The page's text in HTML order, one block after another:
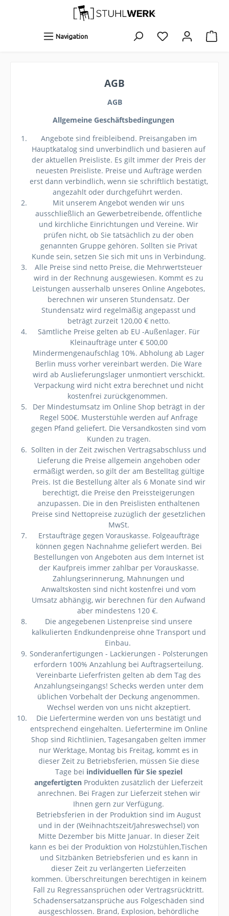
Navigation
AGB
AGB
Allgemeine Geschäftsbedingungen
Angebote sind freibleibend. Preisangaben im
Hauptkatalog sind unverbindlich und basieren auf
der aktuellen Preisliste. Es gilt immer der Preis der
neuesten Preisliste. Preise und Aufträge werden
erst dann verbindlich, wenn sie schriftlich bestätigt,
angezahlt oder durchgeführt werden.
Mit unserem Angebot wenden wir uns
ausschließlich an Gewerbetreibende, öffentliche
und kirchliche Einrichtungen und Vereine. Wir
prüfen nicht, ob Sie tatsächlich zu der oben
genannten Gruppe gehören. Sollten sie Privat
Kunde sein, setzen Sie sich mit uns in Verbindung.
Alle Preise sind netto Preise, die Mehrwertsteuer
wird in der Rechnung ausgewiesen. Kommt es zu
Leistungen ausserhalb unseres Online Angebotes,
berechnen wir unseren Stundensatz. Der
Stundensatz wird regelmäßig angepasst und
beträgt zurzeit 120,00 € netto.
Sämtliche Preise gelten ab EU -Außenlager. Für
Kleinaufträge unter € 500,00
Mindermengenaufschlag 10%. Abholung ab Lager
Berlin muss vorher vereinbart werden. Die Ware
wird ab Auslieferungslager unmontiert verschickt.
Verpackung wird nicht extra berechnet und nicht
kostenfrei zurückgenommen.
Der Mindestumsatz im Online Shop beträgt in der
Regel 500€. Musterstühle werden auf Anfrage
gegen Pfand geliefert. Die Versandkosten sind vom
Kunden zu tragen.
Sollten in der Zeit zwischen Vertragsabschluss und
Lieferung die Preise allgemein angehoben oder
ermäßigt werden, so gilt der am Bestelltag gültige
Preis. Ist die Bestellung älter als 6 Monate sind wir
berechtigt, die Preise den Preissteigerungen
anzupassen. Die in den Preislisten enthaltenen
Preise sind Nettopreise zuzüglich der gesetzlichen
MwSt.
Erstaufträge gegen Vorauskasse. Folgeaufträge
können gegen Nachnahme geliefert werden. Bei
Bestellungen von Angeboten aus dem Internet ist
der Kaufpreis immer zahlbar per Vorauskasse.
Zahlungserinnerung, Mahnungen und
Anwaltskosten sind nicht kostenfrei und vom
Umsatz abhängig, wir berechnen für den Aufwand
aber mindestens 120 €.
Die angegebenen Listenpreise sind unsere
kalkulierten Endkundenpreise ohne Transport und
Einbau.
Sonderanfertigungen - Lackierungen - Polsterungen
erfordern 100% Anzahlung bei Auftragserteilung.
Vereinbarte Lieferfristen gelten ab dem Tag des
Anzahlungseingangs! Schecks werden unter dem
üblichen Vorbehalt der Deckung angenommen.
Wechsel werden von uns nicht akzeptiert.
Die Liefertermine werden von uns bestätigt und
entsprechend eingehalten. Liefertermine im Online
Shop sind Richtlinien, Tagesangaben gelten immer
nur Werktage, Montag bis Freitag, kommt es in
dieser Zeit zu Betriebsferien, müssen Sie diese
Tage bei individuellen für Sie speziel
angefertigten Produkten zusätzlich der Lieferzeit
anrechnen. Bei Fragen zur Lieferzeit stehen wir
Ihnen gern zur Verfügung.
Betriebsferien in der Produktion sind im August
und in der (Weihnachtszeit/Jahreswechsel) von
Mitte Dezember bis Mitte Januar. In dieser Zeit
kann es bei der Produktion von Holzstühlen,Tischen
und Sitzbänken Betriebsferien und es kann in
dieser Zeit zu verlängerten Lieferzeiten
kommen. Überschreitungen berechtigen in keinem
Fall zu Regressansprüchen oder Vertragsrücktritt.
Schadensersatzansprüche aus Folgeschäden sind
ausgeschlossen. Brand, Explosion, behördliche